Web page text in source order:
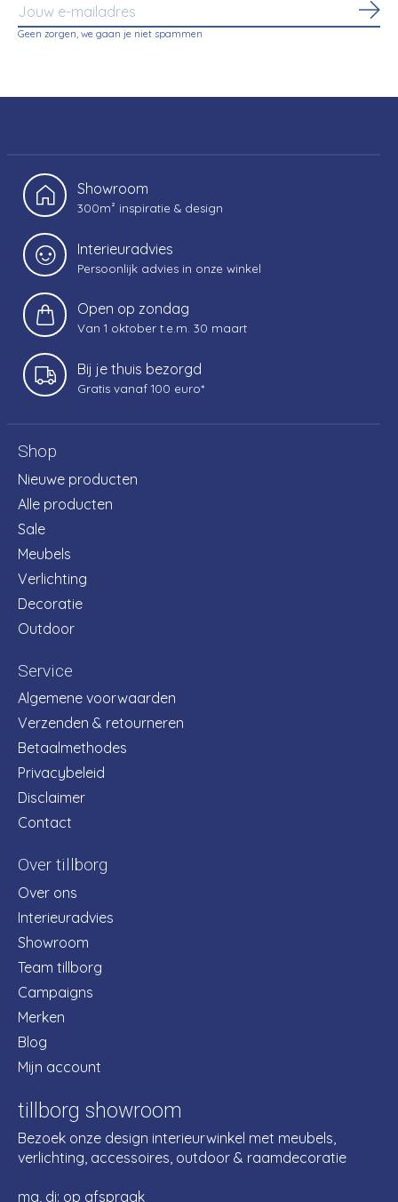
Geen zorgen, we gaan je niet spammen
Showroom
300m² inspiratie & design
Interieuradvies
Persoonlijk advies in onze winkel
Open op zondag
Van 1 oktober t.e.m. 30 maart
Bij je thuis bezorgd
Gratis vanaf 100 euro*
Shop
Nieuwe producten
Alle producten
Sale
Meubels
Verlichting
Decoratie
Outdoor
Service
Algemene voorwaarden
Verzenden & retourneren
Betaalmethodes
Privacybeleid
Disclaimer
Contact
Over tillborg
Over ons
Interieuradvies
Showroom
Team tillborg
Campaigns
Merken
Blog
Mijn account
tillborg showroom
Bezoek onze design interieurwinkel met meubels,
verlichting, accessoires, outdoor & raamdecoratie
ma, di: op afspraak